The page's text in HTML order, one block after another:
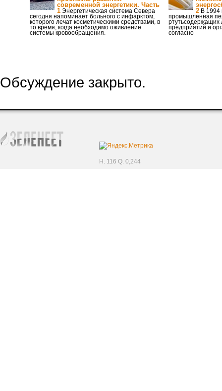
современной энергетики. Часть
1 Энергетическая система Севера
сегодня напоминает больного с инфарктом,
которого лечат косметическими средствами, в
то время, когда необходимо оживление
системы кровообращения.
2 В 1994
промышленная
ртутьсодержащих
предприятий и
согласно
Обсуждение закрыто.
H. 116 Q. 0,244